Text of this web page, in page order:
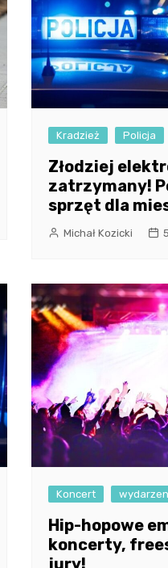
Kradzież Policja
Złodziej
zatrzymany!
sprzęt dla
Michał Kozicki
Koncert
Hip-hopowe
koncerty,
jury!